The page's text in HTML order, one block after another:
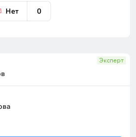
Нет 0
Эксперт